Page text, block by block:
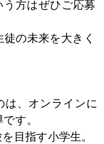
う方はぜひご応募
の未来を大きく
は、オンラインに
す。
目指す小学生。